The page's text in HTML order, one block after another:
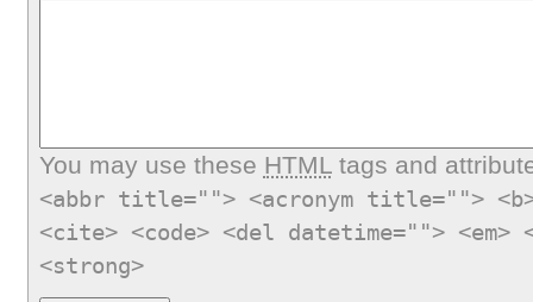
You may use these HTMLtags and
<abbr title=""> <acronym title="">
<cite> <code> <del datetime="">
<strong>